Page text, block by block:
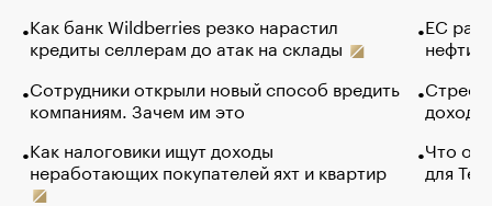
Как банк Wildberries резко нарастил
кредиты селлерам до атак на склады
Сотрудники открыли новый способ вредить
компаниям. Зачем им это
Как налоговики ищут доходы
неработающих покупателей яхт и квартир
ЕС
нефти
Что
для